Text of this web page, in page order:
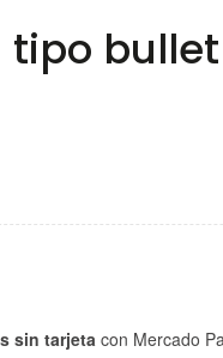
sin tarjeta con Mercado